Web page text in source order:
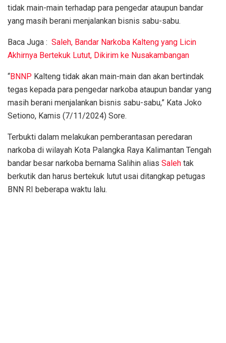
tidak main-main terhadap para pengedar ataupun bandar
yang masih berani menjalankan bisnis sabu-sabu.
Baca Juga : Saleh, Bandar Narkoba Kalteng yang Licin
Akhirnya Bertekuk Lutut, Dikirim ke Nusakambangan
“BNNP Kalteng tidak akan main-main dan akan bertindak
tegas kepada para pengedar narkoba ataupun bandar yang
masih berani menjalankan bisnis sabu-sabu,” Kata Joko
Setiono, Kamis (7/11/2024) Sore.
Terbukti dalam melakukan pemberantasan peredaran
narkoba di wilayah Kota Palangka Raya Kalimantan Tengah
bandar besar narkoba bernama Salihin alias Saleh tak
berkutik dan harus bertekuk lutut usai ditangkap petugas
BNN RI beberapa waktu lalu.